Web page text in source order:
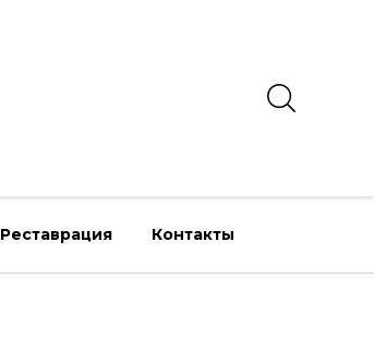
Реставрация Контакты